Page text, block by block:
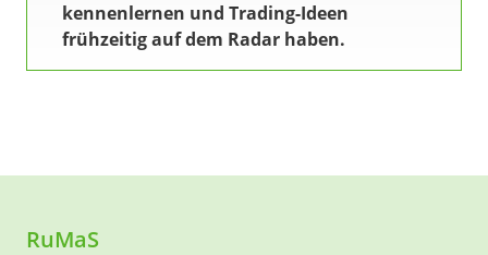
kennenlernen und Trading-Ideen
frühzeitig auf dem Radar haben.
RuMaS